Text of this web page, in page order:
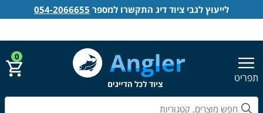
תפריט
0
לייעוץ לגבי ציוד דיג התקשרו למספר 054-2066655